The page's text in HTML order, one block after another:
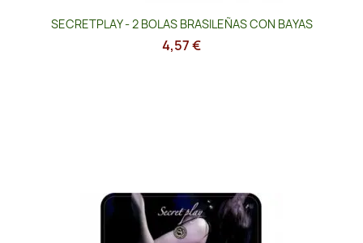
SECRETPLAY - 2 BOLAS BRASILEÑAS CON BAYAS
4,57 €